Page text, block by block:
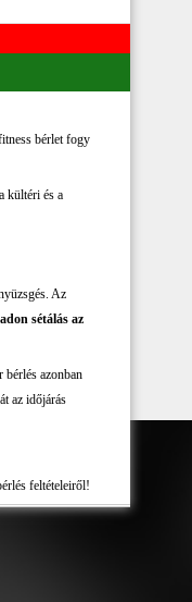
bérlet fogy
kültéri és a
Az
sétálás az
bérlés azonban
az időjárás
feltételeiről!